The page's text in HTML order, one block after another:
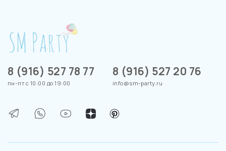
8 (916) 527 78 77
пн-пт с 10:00 до 19:00
8 (916) 527 20 76
info@sm-party.ru